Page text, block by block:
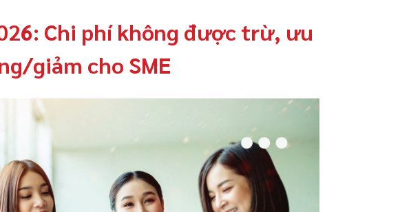
Chi phí không được trừ, ưu
giảm cho SME